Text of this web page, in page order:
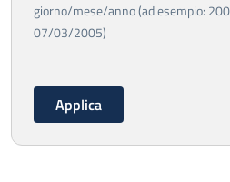
giorno/mese/anno (ad esempio:
07/03/2005)